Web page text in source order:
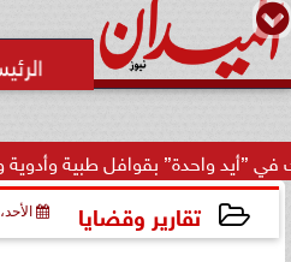
بقوافل طبية وأدوية وفحوصات...
تقارير وقضايا الأحد، 4 سبتمبر 2022